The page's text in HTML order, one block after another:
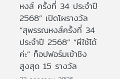
หงส์ ครั้งที่ 34 ประจำปี
2568” เปิดโผรางวัล
“สุพรรณหงส์ครั้งที่ 34
ประจำปี 2568” “ผีใช้ได้
ค่ะ” ท็อปฟอร์มเข้าชิง
สูงสุด 15 รางวัล